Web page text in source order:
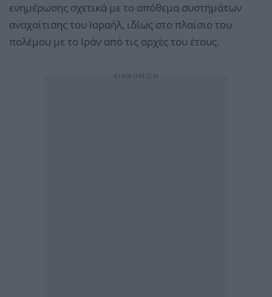
ενημέρωσης σχετικά με το απόθεμα συστημάτων
αναχαίτισης του Ισραήλ, ιδίως στο πλαίσιο του
πολέμου με το Ιράν από τις αρχές του έτους.